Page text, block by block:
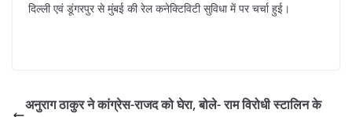
दिल्ली एवं डूंगरपुर से मुंबई की रेल कनेक्टिविटी सुविधा में पर चर्चा हुई।
अनुराग ठाकुर ने कांग्रेस-राजद को घेरा, बोले- राम विरोधी स्टालिन के